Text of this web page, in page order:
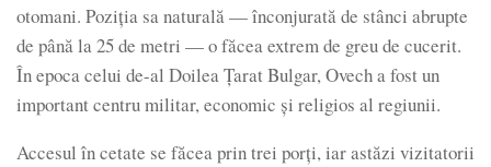
otomani. Poziția sa naturală — înconjurată de stânci abrupte
de până la 25 de metri — o făcea extrem de greu de cucerit.
În epoca celui de-al Doilea Țarat Bulgar, Ovech a fost un
important centru militar, economic și religios al regiunii.
Accesul în cetate se făcea prin trei porți, iar astăzi vizitatorii